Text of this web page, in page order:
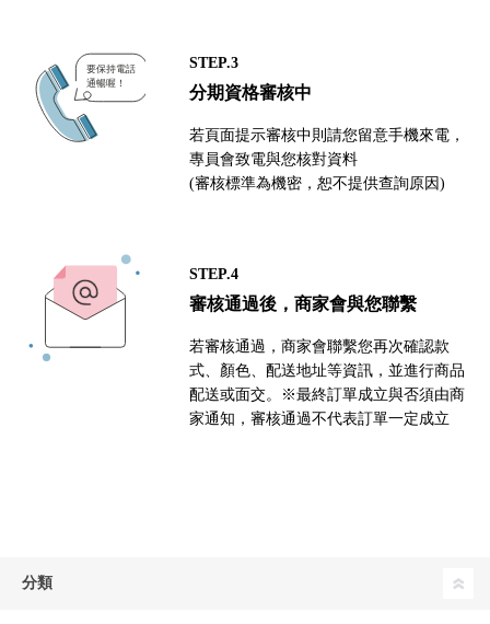
STEP.3
分期資格審核中
若頁面提示審核中則請您留意手機來電，
專員會致電與您核對資料
(審核標準為機密，恕不提供查詢原因)
STEP.4
審核通過後，商家會與您聯繫
若審核通過，商家會聯繫您再次確認款
式、顏色、配送地址等資訊，並進行商品
配送或面交。※最終訂單成立與否須由商
家通知，審核通過不代表訂單一定成立
分類